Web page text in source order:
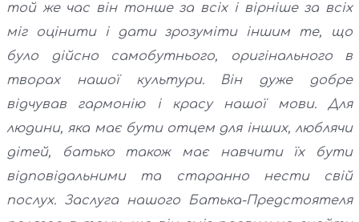
той же час він тонше за всіх і вірніше за всіх
міг оцінити і дати зрозуміти іншим те, що
було дійсно самобутнього, оригінального в
творах нашої культури. Він дуже добре
відчував гармонію і красу нашої мови. Для
людини, яка має бути отцем для інших, люблячи
дітей, батько також має навчити їх бути
відповідальними та старанно нести свій
послух. Заслуга нашого Батька-Предстоятеля